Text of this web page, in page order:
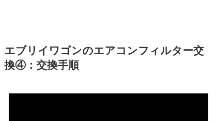
エブリイワゴンのエアコンフィルター交
換④：交換手順